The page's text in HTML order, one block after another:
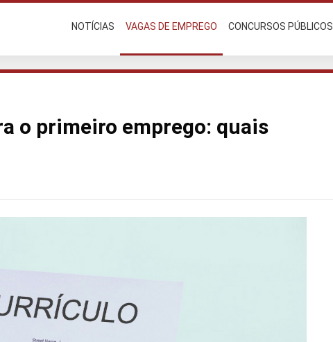
NOTÍCIAS VAGAS DE EMPREGO CONCURSOS PÚBLICOS
o primeiro emprego: quais